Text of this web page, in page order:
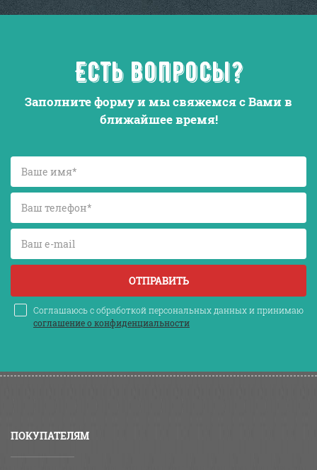
Есть вопросы?
Заполните форму и мы свяжемся с Вами в
ближайшее время!
ОТПРАВИТЬ
Соглашаюсь с обработкой персональных данных и принимаю
соглашение о конфиденциальности
ПОКУПАТЕЛЯМ